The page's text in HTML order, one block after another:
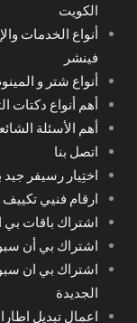
الكويت
أنواع الخدمات
فينشر
أنواع شتر و
أهم أنواع دكتات
أهم الأسئلة
اتصل بنا
اختِيار رسيفر جيد برمجة
ارقام فنيي
اشتراك باقات
اشتراك بي أن
الجديدة
اعمال تبديل